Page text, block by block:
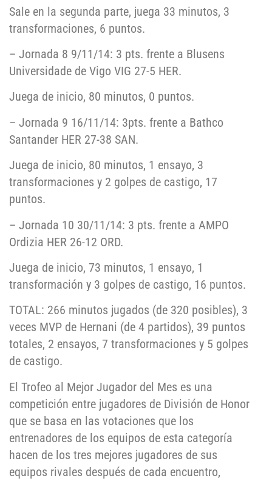
Sale en la segunda parte, juega 33 minutos, 3
transformaciones, 6 puntos.
– Jornada 8 9/11/14: 3 pts. frente a Blusens
Universidade de Vigo VIG 27-5 HER.
Juega de inicio, 80 minutos, 0 puntos.
– Jornada 9 16/11/14: 3pts. frente a Bathco
Santander HER 27-38 SAN.
Juega de inicio, 80 minutos, 1 ensayo, 3
transformaciones y 2 golpes de castigo, 17
puntos.
– Jornada 10 30/11/14: 3 pts. frente a AMPO
Ordizia HER 26-12 ORD.
Juega de inicio, 73 minutos, 1 ensayo, 1
transformación y 3 golpes de castigo, 16 puntos.
TOTAL: 266 minutos jugados (de 320 posibles), 3
veces MVP de Hernani (de 4 partidos), 39 puntos
totales, 2 ensayos, 7 transformaciones y 5 golpes
de castigo.
El Trofeo al Mejor Jugador del Mes es una
competición entre jugadores de División de Honor
que se basa en las votaciones que los
entrenadores de los equipos de esta categoría
hacen de los tres mejores jugadores de sus
equipos rivales después de cada encuentro,